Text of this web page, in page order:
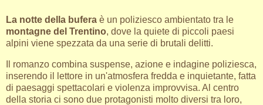
La notte della bufera è un poliziesco ambientato tra le
montagne del Trentino, dove la quiete di piccoli paesi
alpini viene spezzata da una serie di brutali delitti.
Il romanzo combina suspense, azione e indagine poliziesca,
inserendo il lettore in un'atmosfera fredda e inquietante, fatta
di paesaggi spettacolari e violenza improvvisa. Al centro
della storia ci sono due protagonisti molto diversi tra loro,